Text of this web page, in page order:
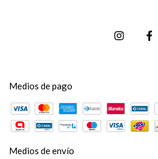
Medios de pago
Medios de envío